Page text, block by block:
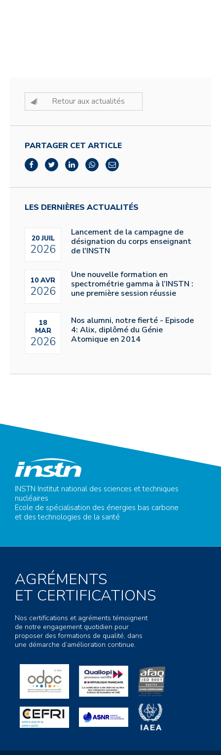
Retour aux actualités
PARTAGER CET ARTICLE
LES DERNIÈRES ACTUALITÉS
20 JUIL
2026
Lancement de la campagne de
désignation du corps enseignant
de l'INSTN
10 AVR
2026
Une nouvelle formation en
spectrométrie gamma à l’INSTN :
une première session réussie
18
MAR
2026
Nos alumni, notre fierté - Episode
4: Alix, diplômé du Génie
Atomique en 2014
INSTN Institut national des sciences et techniques
nucléaires
Ecole de spécialisation des énergies bas carbone
et des technologies de la santé
AGRÉMENTS
ET CERTIFICATIONS
Nos certifications et agréments témoignent
de notre engagement quotidien pour
proposer des formations de qualité, dans
une démarche d’amélioration continue.